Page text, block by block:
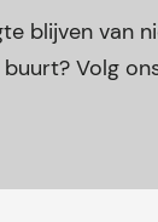
blijven van
Volg